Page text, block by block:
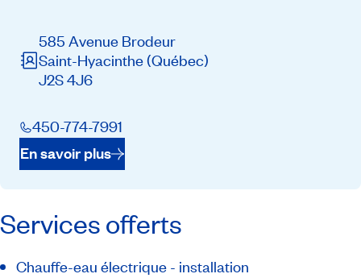
585 Avenue Brodeur
Saint-Hyacinthe(Québec)
J2S 4J6
450-774-7991
En savoir plus
Services offerts
Chauffe-eau électrique - installation